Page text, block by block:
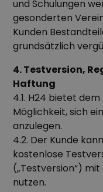
und Schulungen
gesonderten
Kunden
grundsätzlich
4. Testversion,
Haftung
4.1. H24 bietet
Möglichkeit, sich
anzulegen.
4.2. Der Kunde
kostenlose
(„Testversion“)
nutzen.